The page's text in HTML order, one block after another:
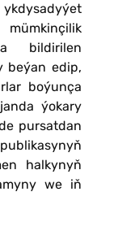
bildirilen
beýan edip,
boýunça
ýokary
pursatdan
halkynyň
we iň